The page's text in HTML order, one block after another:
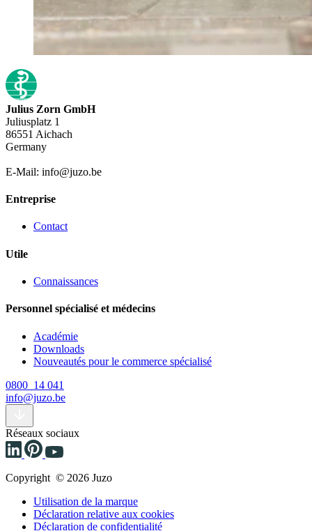
Julius Zorn GmbH
Juliusplatz 1
86551 Aichach
Germany
E-Mail: info@juzo.be
Entreprise
Contact
Utile
Connaissances
Personnel spécialisé et médecins
Académie
Downloads
Nouveautés pour le commerce spécialisé
0800 14 041
info@juzo.be
Réseaux sociaux
Copyright © 2026 Juzo
Utilisation de la marque
Déclaration relative aux cookies
Déclaration de confidentialité